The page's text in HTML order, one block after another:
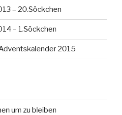
– 20.Söckchen
– 1.Söckchen
2015
um zu bleiben